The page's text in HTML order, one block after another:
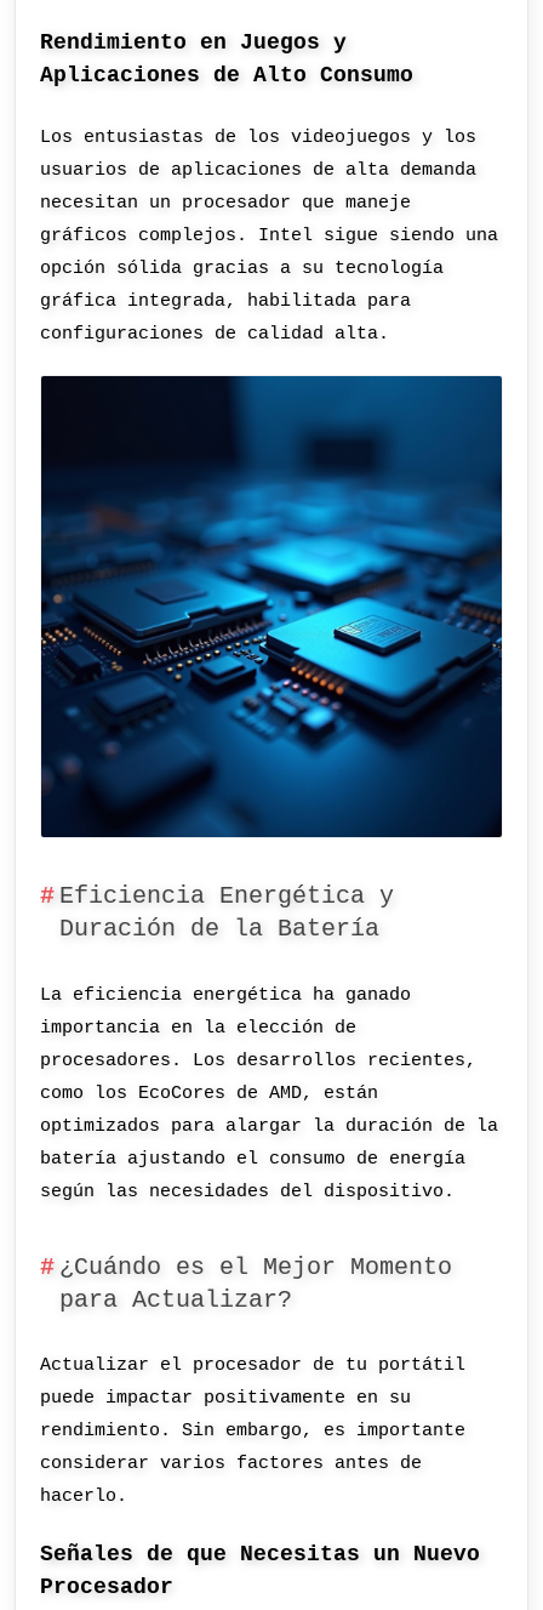
Rendimiento en Juegos y
Aplicaciones de Alto Consumo
Los entusiastas de los videojuegos y los
usuarios de aplicaciones de alta demanda
necesitan un procesador que maneje
gráficos complejos. Intel sigue siendo una
opción sólida gracias a su tecnología
gráfica integrada, habilitada para
configuraciones de calidad alta.
Eficiencia Energética y
Duración de la Batería
La eficiencia energética ha ganado
importancia en la elección de
procesadores. Los desarrollos recientes,
como los EcoCores de AMD, están
optimizados para alargar la duración de la
batería ajustando el consumo de energía
según las necesidades del dispositivo.
¿Cuándo es el Mejor Momento
para Actualizar?
Actualizar el procesador de tu portátil
puede impactar positivamente en su
rendimiento. Sin embargo, es importante
considerar varios factores antes de
hacerlo.
Señales de que Necesitas un Nuevo
Procesador